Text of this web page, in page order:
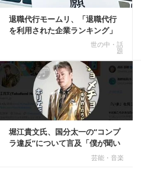
退職代行モームリ、「退職代行
を利用された企業ランキング」
世の中・話
題
堀江貴文氏、国分太一の“コンプ
ラ違反”について言及「僕が聞い
芸能・音楽